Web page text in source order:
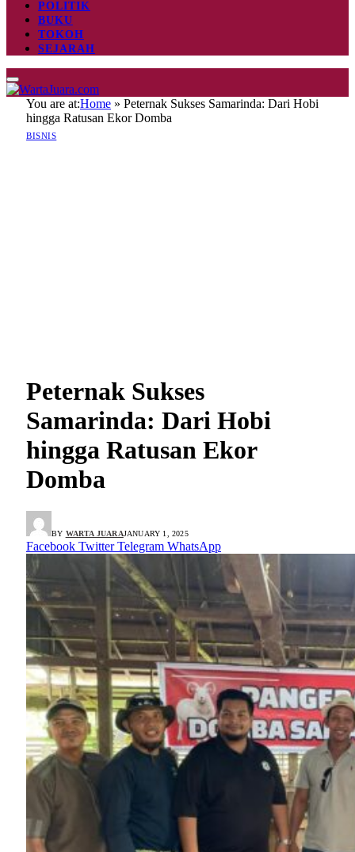
POLITIK
BUKU
TOKOH
SEJARAH
You are at:Home » Peternak Sukses Samarinda: Dari Hobi
hingga Ratusan Ekor Domba
BISNIS
Peternak Sukses
Samarinda: Dari Hobi
hingga Ratusan Ekor
Domba
BY WARTA JUARAJANUARY 1, 2025
Facebook Twitter Telegram WhatsApp